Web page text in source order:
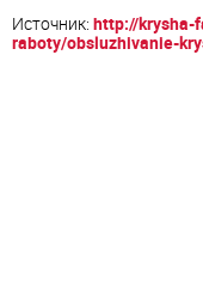
Источник: http://krysha-
raboty/obsluzhivanie-